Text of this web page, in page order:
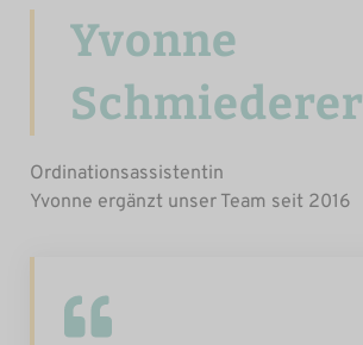
Yvonne
Schmiederer
Ordinationsassistentin
Yvonne ergänzt unser Team seit 2016